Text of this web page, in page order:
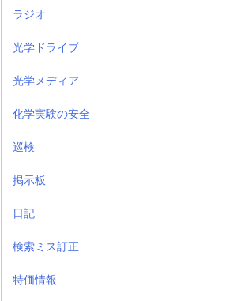
ラジオ
光学ドライブ
光学メディア
化学実験の安全
巡検
掲示板
日記
検索ミス訂正
特価情報